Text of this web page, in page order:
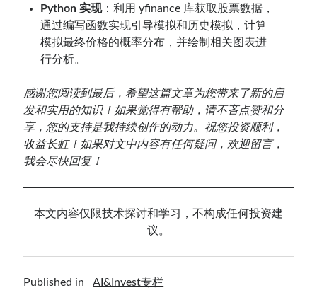
Python 实现：利用 yfinance 库获取股票数据，
通过编写函数实现引导模拟和历史模拟，计算
模拟最终价格的概率分布，并绘制相关图表进
行分析。
感谢您阅读到最后，希望这篇文章为您带来了新的启
发和实用的知识！如果觉得有帮助，请不吝点赞和分
享，您的支持是我持续创作的动力。祝您投资顺利，
收益长虹！如果对文中内容有任何疑问，欢迎留言，
我会尽快回复！
本文内容仅限技术探讨和学习，不构成任何投资建
议。
Published in AI&Invest专栏